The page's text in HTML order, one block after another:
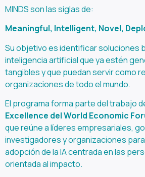
MINDS son las siglas de:
Meaningful, Intelligent, Novel,
Su objetivo es identificar soluciones
inteligencia artificial que ya estén
tangibles y que puedan servir como
organizaciones de todo el mundo.
El programa forma parte del trabajo
Excellence del World Economic
que reúne a líderes empresariales,
investigadores y organizaciones
adopción de la IA centrada en las
orientada al impacto.